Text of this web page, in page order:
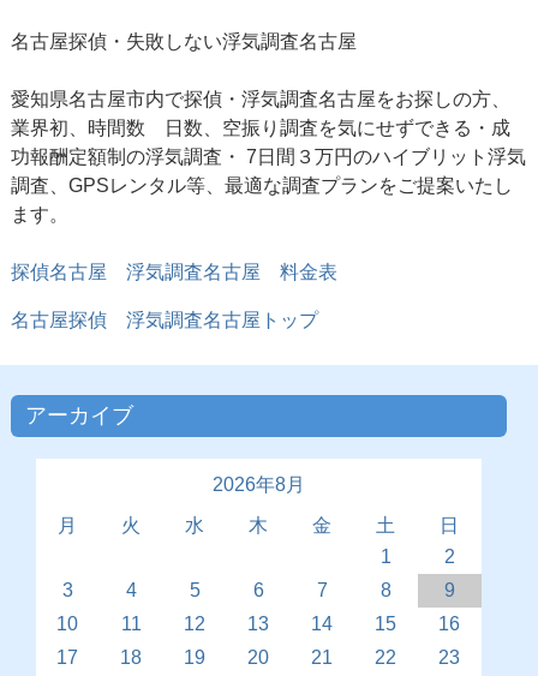
名古屋探偵・失敗しない浮気調査名古屋
愛知県名古屋市内で探偵・浮気調査名古屋をお探しの方、
業界初、時間数 日数、空振り調査を気にせずできる・成
功報酬定額制の浮気調査・ 7日間３万円のハイブリット浮気
調査、GPSレンタル等、最適な調査プランをご提案いたし
ます。
探偵名古屋 浮気調査名古屋 料金表
名古屋探偵浮気調査名古屋トップ
アーカイブ
2026年8月
月
火 水 木 金 土
日
1
2
3
4 5 6 7 8
9
10
11 12 13 14 15
16
17
18 19 20 21 22
23